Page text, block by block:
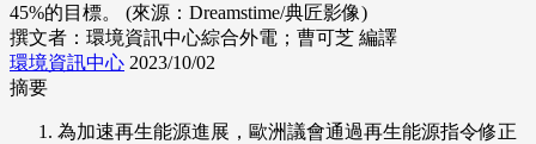
45%的目標。 (來源：Dreamstime/典匠影像)
撰文者：環境資訊中心綜合外電；曹可芝 編譯
環境資訊中心 2023/10/02
摘要
為加速再生能源進展，歐洲議會通過再生能源指令修正